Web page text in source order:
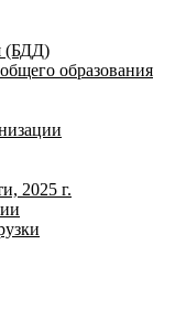
(БДД)
образования
2025 г.